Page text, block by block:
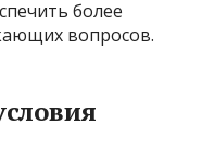
более
вопросов.